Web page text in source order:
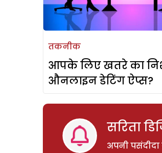
तकनीक
आपके लिए खतरे का
औनलाइन डेटिंग ऐप्स?
सरिता
अपनी